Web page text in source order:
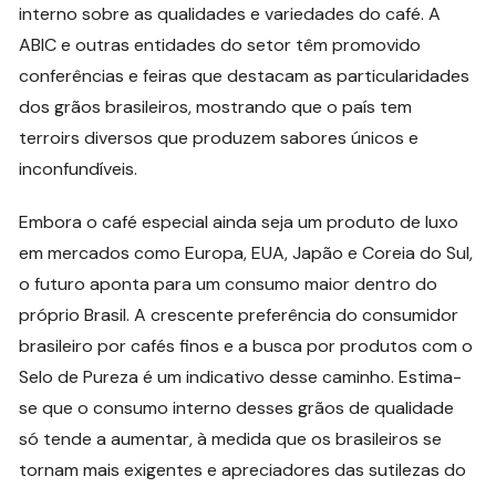
interno sobre as qualidades e variedades do café. A
ABIC e outras entidades do setor têm promovido
conferências e feiras que destacam as particularidades
dos grãos brasileiros, mostrando que o país tem
terroirs diversos que produzem sabores únicos e
inconfundíveis.
Embora o café especial ainda seja um produto de luxo
em mercados como Europa, EUA, Japão e Coreia do Sul,
o futuro aponta para um consumo maior dentro do
próprio Brasil. A crescente preferência do consumidor
brasileiro por cafés finos e a busca por produtos com o
Selo de Pureza é um indicativo desse caminho. Estima-
se que o consumo interno desses grãos de qualidade
só tende a aumentar, à medida que os brasileiros se
tornam mais exigentes e apreciadores das sutilezas do